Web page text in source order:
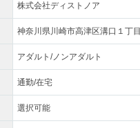
株式会社ディストノア
神奈川県川崎市高津区溝口１丁目
アダルト/ノンアダルト
通勤/在宅
選択可能